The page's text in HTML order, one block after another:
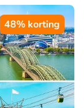
48% korting